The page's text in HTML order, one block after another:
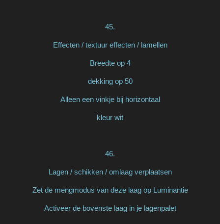
45.
Effecten / textuur effecten / lamellen
Breedte op 4
dekking op 50
Alleen een vinkje bij horizontaal
kleur wit
46.
Lagen / schikken / omlaag verplaatsen
Zet de mengmodus van deze laag op Luminantie
Activeer de bovenste laag in je lagenpalet